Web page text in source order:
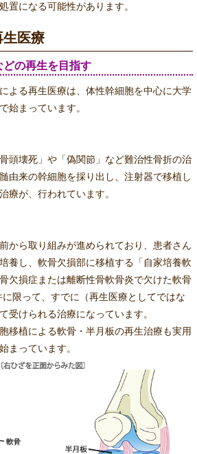
置になる可能性があります。
生医療
の再生を目指す
よる再生医療は、体性幹細胞を中心に大学
始まっています。
頭壊死」や「偽関節」など難治性骨折の治
由来の幹細胞を採り出し、注射器で移植し
療が、行われています。
から取り組みが進められており、患者さん
養し、軟骨欠損部に移植する「自家培養軟
欠損症または離断性骨軟骨炎で欠けた軟骨
限って、すでに（再生医療としてではな
受けられる治療になっています。
移植による軟骨・半月板の再生治療も実用
まっています。